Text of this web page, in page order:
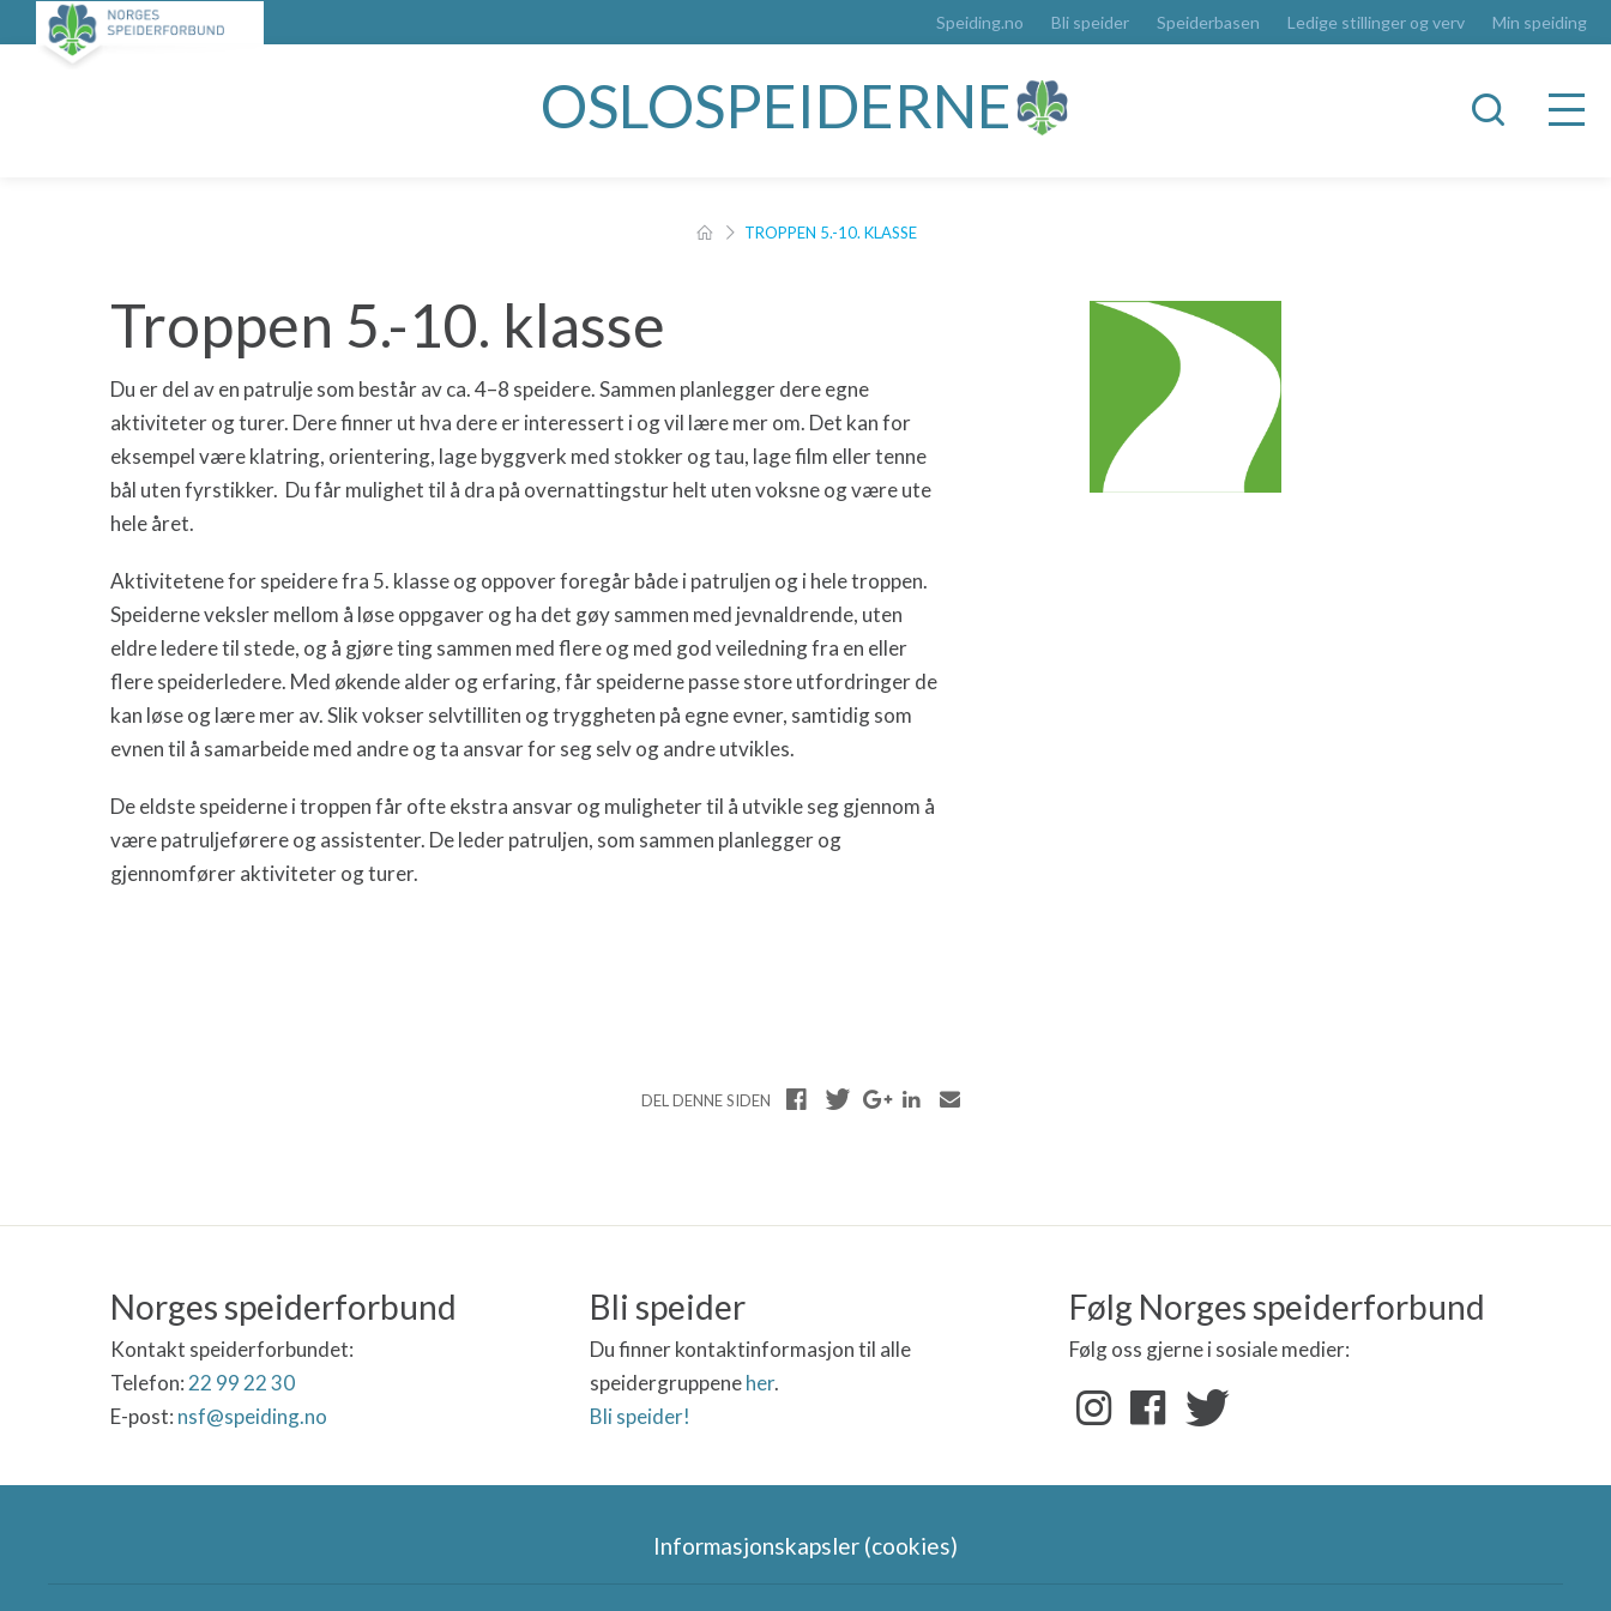
Speiding.no Bli speider Speiderbasen Ledige stillinger og verv Min speiding
OSLOSPEIDERNE
TROPPEN 5.-10. KLASSE
Troppen 5.-10. klasse
Du er del av en patrulje som består av ca. 4–8 speidere. Sammen planlegger dere egne
aktiviteter og turer. Dere finner ut hva dere er interessert i og vil lære mer om. Det kan for
eksempel være klatring, orientering, lage byggverk med stokker og tau, lage film eller tenne
bål uten fyrstikker. Du får mulighet til å dra på overnattingstur helt uten voksne og være ute
hele året.
Aktivitetene for speidere fra 5. klasse og oppover foregår både i patruljen og i hele troppen.
Speiderne veksler mellom å løse oppgaver og ha det gøy sammen med jevnaldrende, uten
eldre ledere til stede, og å gjøre ting sammen med flere og med god veiledning fra en eller
flere speiderledere. Med økende alder og erfaring, får speiderne passe store utfordringer de
kan løse og lære mer av. Slik vokser selvtilliten og tryggheten på egne evner, samtidig som
evnen til å samarbeide med andre og ta ansvar for seg selv og andre utvikles.
De eldste speiderne i troppen får ofte ekstra ansvar og muligheter til å utvikle seg gjennom å
være patruljeførere og assistenter. De leder patruljen, som sammen planlegger og
gjennomfører aktiviteter og turer.
DEL DENNE SIDEN
Norges speiderforbund
Kontakt speiderforbundet:
Telefon: 22 99 22 30
E-post: nsf@speiding.no
Bli speider
Du finner kontaktinformasjon til alle
speidergruppeneher.
Bli speider!
Følg Norges speiderforbund
Følg oss gjerne i sosiale medier:
Informasjonskapsler (cookies)